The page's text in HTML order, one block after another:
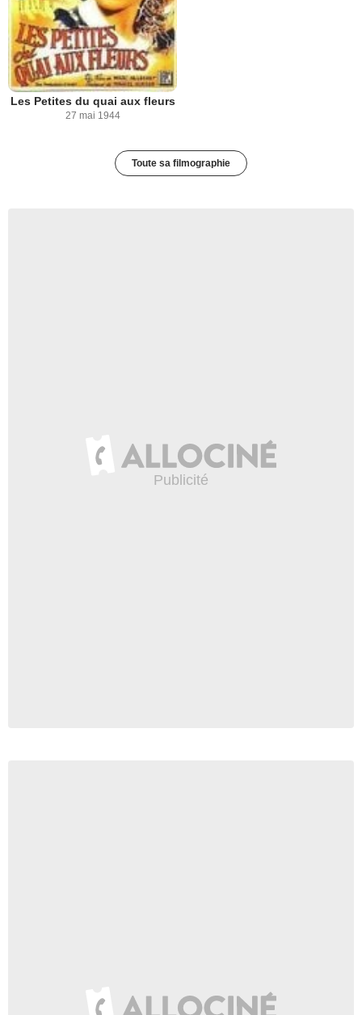
Les Petites du quai aux fleurs
27 mai 1944
Toute sa filmographie